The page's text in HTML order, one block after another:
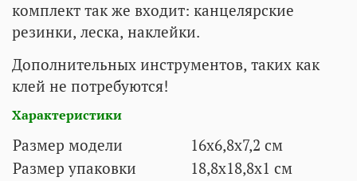
комплект так же входит: канцелярские
резинки, леска, наклейки.
Дополнительных инструментов, таких как
клей не потребуются!
Характеристики
Размер модели
16х6,8х7,2 см
Размер упаковки
18,8х18,8х1 см